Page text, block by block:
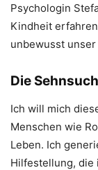
Psychologin
Kindheit
unbewusst
Die
Ich will mich
Menschen wie
Leben. Ich
Hilfestellung, die